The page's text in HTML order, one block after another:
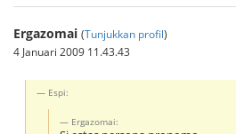
Ergazomai (Tunjukkan profil)
4 Januari 2009 11.43.43
Espi:
Ergazomai: